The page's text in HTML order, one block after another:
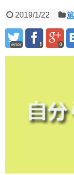
2019/1/22
error 0